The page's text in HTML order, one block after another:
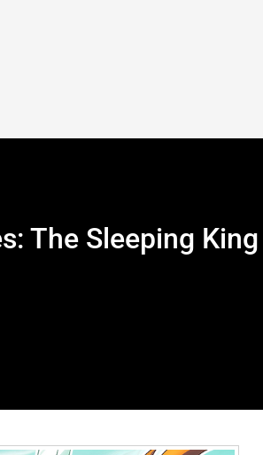
The Sleeping King